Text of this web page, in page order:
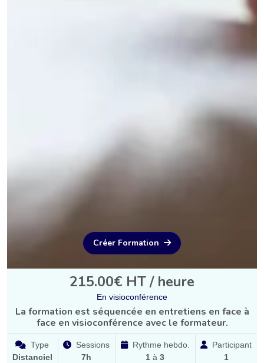
Créer Formation
215.00€ HT / heure
En visioconférence
La formation est séquencée en entretiens en face à
face en visioconférence avec le formateur.
Type
Distanciel
Sessions
7h
Rythme hebdo.
1 à3
Participant
1